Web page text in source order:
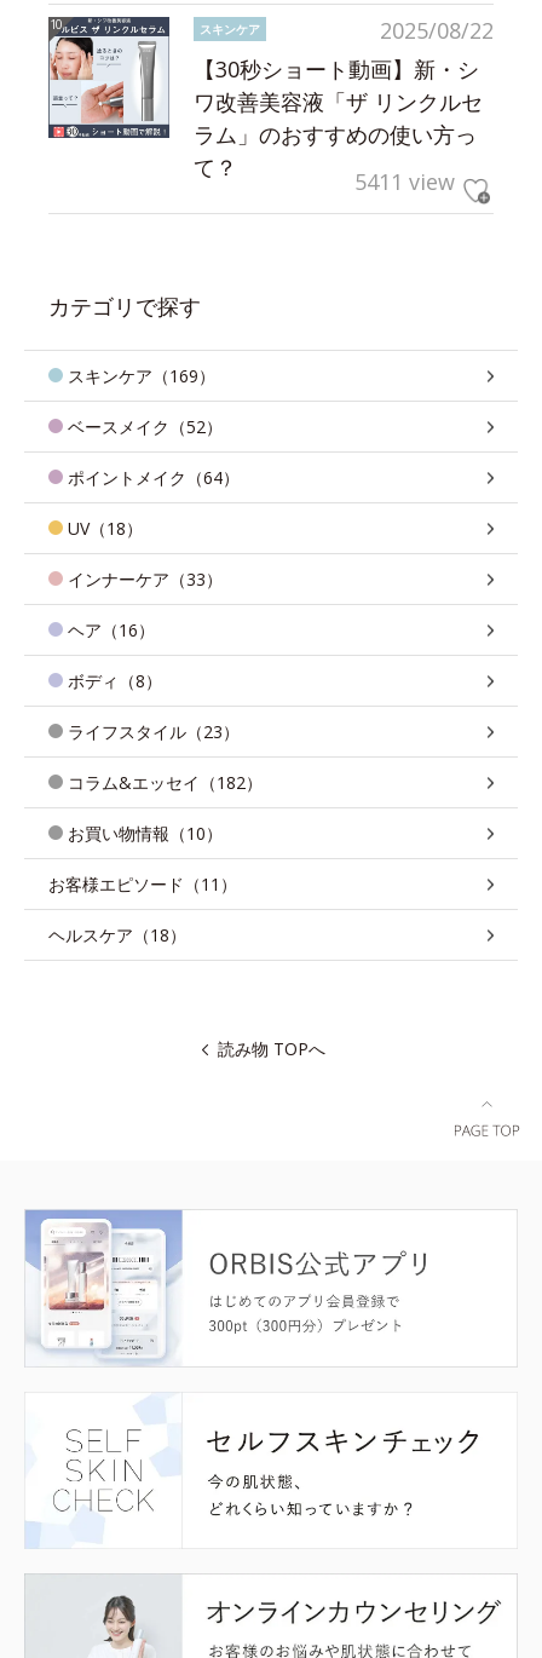
2025/08/22
スキンケア
【30秒ショート動画】新・シ
ワ改善美容液「ザ リンクルセ
ラム」のおすすめの使い方っ
て？
5411 view
カテゴリで探す
スキンケア（169）
ベースメイク（52）
ポイントメイク（64）
UV（18）
インナーケア（33）
ヘア（16）
ボディ（8）
ライフスタイル（23）
コラム&エッセイ（182）
お買い物情報（10）
お客様エピソード（11）
ヘルスケア（18）
読み物 TOPへ